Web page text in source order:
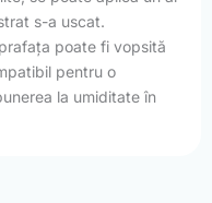
s-a uscat.
poate fi vopsită
pentru o
la umiditate în